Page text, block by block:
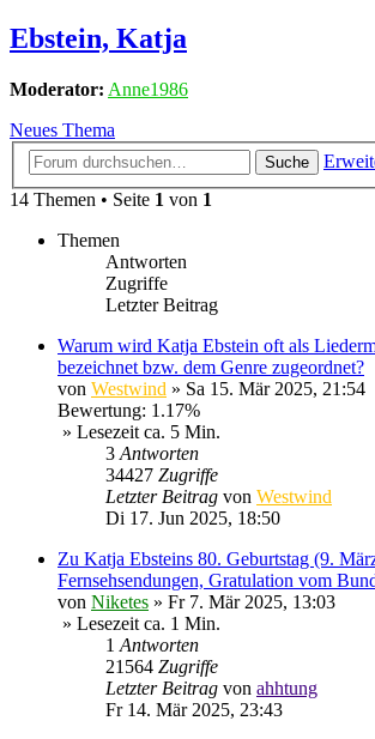
Ebstein, Katja
Moderator: Anne1986
Neues Thema
Suche
14 Themen • Seite 1 von 1
Themen
Antworten
Zugriffe
Letzter Beitrag
Warum wird Katja Ebstein oft als
bezeichnet bzw. dem Genre zugeordnet?
von Westwind » Sa 15. Mär 2025, 21:54
Bewertung: 1.17%
» Lesezeit ca. 5 Min.
3Antworten
34427 Zugriffe
Letzter Beitrag von Westwind
Di 17. Jun 2025, 18:50
Zu Katja Ebsteins 80. Geburtstag (9.
Fernsehsendungen, Gratulation vom
von Niketes » Fr 7. Mär 2025, 13:03
» Lesezeit ca. 1 Min.
1Antworten
21564 Zugriffe
Letzter Beitrag von ahhtung
Fr 14. Mär 2025, 23:43